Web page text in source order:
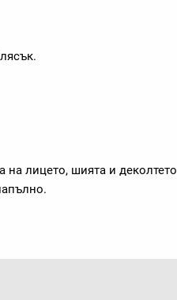
на лицето, шията и деколтето